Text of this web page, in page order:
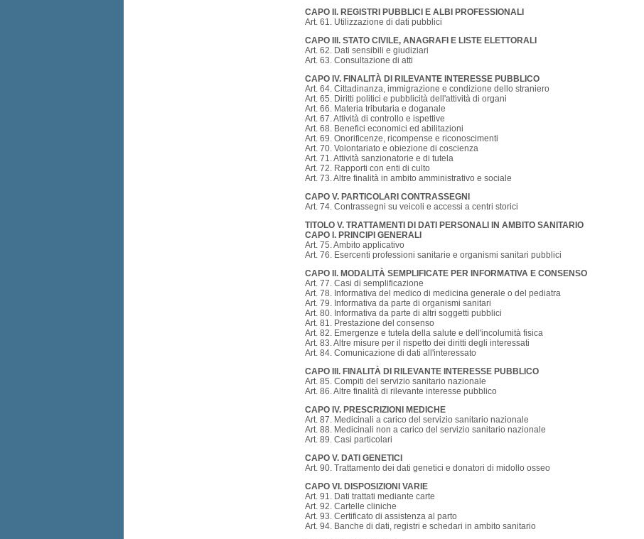
CAPO II. REGISTRI PUBBLICI E ALBI PROFESSIONALI
Art. 61. Utilizzazione di dati pubblici
CAPO III. STATO CIVILE, ANAGRAFI E LISTE ELETTORALI
Art. 62. Dati sensibili e giudiziari
Art. 63. Consultazione di atti
CAPO IV. FINALITÀ DI RILEVANTE INTERESSE PUBBLICO
Art. 64. Cittadinanza, immigrazione e condizione dello straniero
Art. 65. Diritti politici e pubblicità dell'attività di organi
Art. 66. Materia tributaria e doganale
Art. 67. Attività di controllo e ispettive
Art. 68. Benefici economici ed abilitazioni
Art. 69. Onorificenze, ricompense e riconoscimenti
Art. 70. Volontariato e obiezione di coscienza
Art. 71. Attività sanzionatorie e di tutela
Art. 72. Rapporti con enti di culto
Art. 73. Altre finalità in ambito amministrativo e sociale
CAPO V. PARTICOLARI CONTRASSEGNI
Art. 74. Contrassegni su veicoli e accessi a centri storici
TITOLO V. TRATTAMENTI DI DATI PERSONALI IN AMBITO SANITARIO
CAPO I. PRINCIPI GENERALI
Art. 75. Ambito applicativo
Art. 76. Esercenti professioni sanitarie e organismi sanitari pubblici
CAPO II. MODALITÀ SEMPLIFICATE PER INFORMATIVA E CONSENSO
Art. 77. Casi di semplificazione
Art. 78. Informativa del medico di medicina generale o del pediatra
Art. 79. Informativa da parte di organismi sanitari
Art. 80. Informativa da parte di altri soggetti pubblici
Art. 81. Prestazione del consenso
Art. 82. Emergenze e tutela della salute e dell'incolumità fisica
Art. 83. Altre misure per il rispetto dei diritti degli interessati
Art. 84. Comunicazione di dati all'interessato
CAPO III. FINALITÀ DI RILEVANTE INTERESSE PUBBLICO
Art. 85. Compiti del servizio sanitario nazionale
Art. 86. Altre finalità di rilevante interesse pubblico
CAPO IV. PRESCRIZIONI MEDICHE
Art. 87. Medicinali a carico del servizio sanitario nazionale
Art. 88. Medicinali non a carico del servizio sanitario nazionale
Art. 89. Casi particolari
CAPO V. DATI GENETICI
Art. 90. Trattamento dei dati genetici e donatori di midollo osseo
CAPO VI. DISPOSIZIONI VARIE
Art. 91. Dati trattati mediante carte
Art. 92. Cartelle cliniche
Art. 93. Certificato di assistenza al parto
Art. 94. Banche di dati, registri e schedari in ambito sanitario